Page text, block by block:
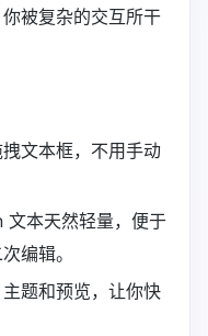
被复杂的交互所干
文本框，不用手动
文本天然轻量，便于
编辑。
题和预览，让你快